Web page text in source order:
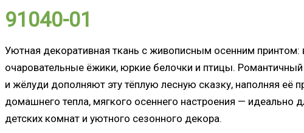
91040-01
Уютная декоративная ткань с живописным осенним принтом:
очаровательные ёжики, юркие белочки и птицы.
и жёлуди дополняют эту тёплую лесную сказку, наполняя
домашнего тепла, мягкого осеннего настроения — идеально
детских комнат и уютного сезонного декора.